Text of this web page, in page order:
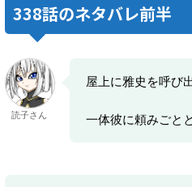
338話のネタバレ前半
読子さん
屋上に雅史を呼び
一体彼に頼みごと